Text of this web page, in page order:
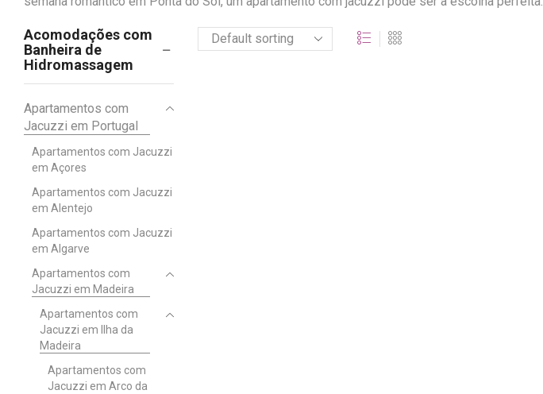
Acomodações com
Banheira de
Hidromassagem
Apartamentos com
Jacuzzi em Portugal
Apartamentos com Jacuzzi
em Açores
Apartamentos com Jacuzzi
em Alentejo
Apartamentos com Jacuzzi
em Algarve
Apartamentos com
Jacuzzi em Madeira
Apartamentos com
Jacuzzi em Ilha da
Madeira
Apartamentos com
Jacuzzi em Arco da